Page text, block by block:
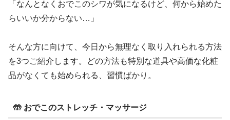
「なんとなくおでこのシワが気になるけど、何から始めた
らいいか分からない…」
そんな方に向けて、今日から無理なく取り入れられる方法
を3つご紹介します。どの方法も特別な道具や高価な化粧
品がなくても始められる、習慣ばかり。
🤲 おでこのストレッチ・マッサージ